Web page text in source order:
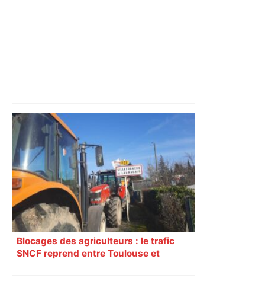
Direct. Top 14 – Perpignan – Toulouse :
l’Usap peut-elle faire chuter le
champion toulousain ? – Rugbyrama
Blocages des agriculteurs : le trafic
SNCF reprend entre Toulouse et